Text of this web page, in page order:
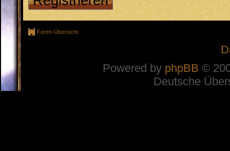
Foren-Übersicht
Powered by phpBB ©
Deutsche